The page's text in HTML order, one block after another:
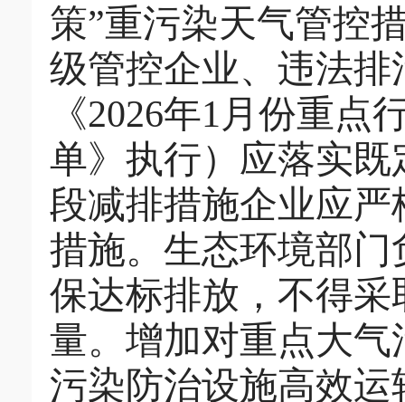
策”重污染天气管控
级管控企业、 违法排
《2026年1 月份重点
单》执行） 应落实既
段减排措施企业应
措施。 生态环境部门
保达标排放 ， 不得采
量。 增加对重点大
污染防治设施高效